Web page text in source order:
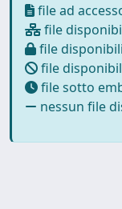
file ad
file
file
file
file sotto
nessun file